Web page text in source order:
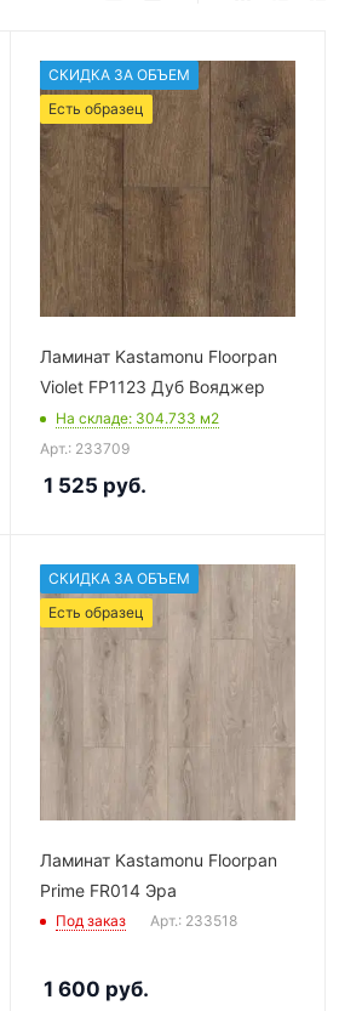
СКИДКА ЗА ОБЪЕМ
Есть образец
Ламинат Kastamonu Floorpan
Violet FP1123 Дуб Вояджер
На складе: 304.733 м2
Арт.: 233709
1 525 руб.
СКИДКА ЗА ОБЪЕМ
Есть образец
Ламинат Kastamonu Floorpan
Prime FR014 Эра
Под заказ Арт.: 233518
1 600 руб.